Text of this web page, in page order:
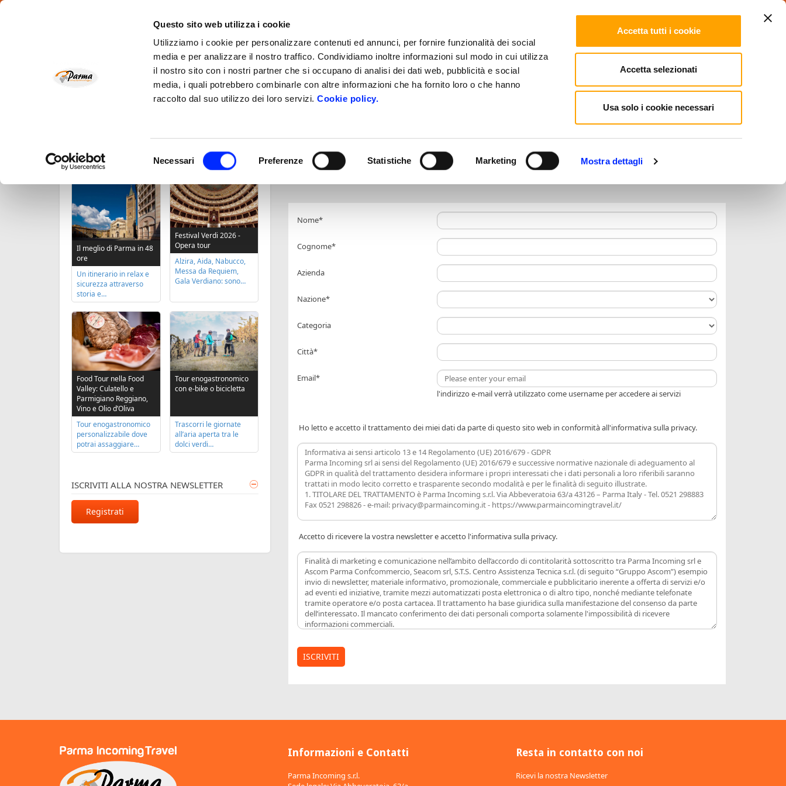
Questo sito web utilizza i cookie
Utilizziamo i cookie per personalizzare contenuti ed annunci, per fornire funzionalità dei social
media e per analizzare il nostro traffico. Condividiamo inoltre informazioni sul modo in cui utilizza
il nostro sito con i nostri partner che si occupano di analisi dei dati web, pubblicità e social
media, i quali potrebbero combinarle con altre informazioni che ha fornito loro o che hanno
raccolto dal suo utilizzo dei loro servizi.Cookie policy.
Necessari Preferenze Statistiche Marketing Mostra dettagli
Accetta tutti i cookie
Accetta selezionati
Usa solo i cookie necessari
Scopri Parma e il suo territorio Hotel – B&B Booking e Ristoranti News e-Payment Contatti
ENGLISH
LinkedIn
Facebook
Instagram
Opera e Musica Enogastronomia Arte e Cultura Natura, Sport e Benessere
NEWSLETTER
Nome*
Cognome*
Azienda
Nazione*
Categoria
Città*
Email*
l'indirizzo e-mail verrà utilizzato come username per accedere ai servizi
Ho letto e accetto il trattamento dei miei dati da parte di questo sito web in conformità all'informativa sulla privacy.
Accetto di ricevere la vostra newsletter e accetto l'informativa sulla privacy.
ISCRIVITI
TOUR PIÙ RICHIESTI
Il meglio di Parma in 48
ore
Un itinerario in relax e
sicurezza attraverso
storia e…
Festival Verdi 2026 -
Opera tour
Alzira, Aida, Nabucco,
Messa da Requiem,
Gala Verdiano: sono…
Food Tour nella Food
Valley: Culatello e
Parmigiano Reggiano,
Vino e Olio d’Oliva
Tour enogastronomico
personalizzabile dove
potrai assaggiare…
Tour enogastronomico
con e-bike o bicicletta
Trascorri le giornate
all’aria aperta tra le
dolci verdi…
ISCRIVITI ALLA NOSTRA NEWSLETTER
Registrati
Informazioni e Contatti
Parma Incoming s.r.l.
Resta in contatto con noi
Ricevi la nostra Newsletter